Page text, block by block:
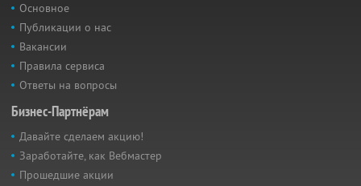
Основное
Публикации о нас
Вакансии
Правила сервиса
Ответы на вопросы
Бизнес-Партнёрам
Давайте сделаем акцию!
Заработайте, как Вебмастер
Прошедшие акции